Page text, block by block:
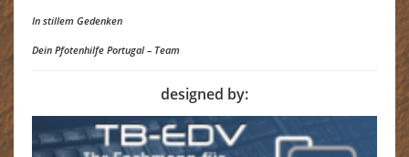
In stillem Gedenken
Dein Pfotenhilfe Portugal – Team
designed by: